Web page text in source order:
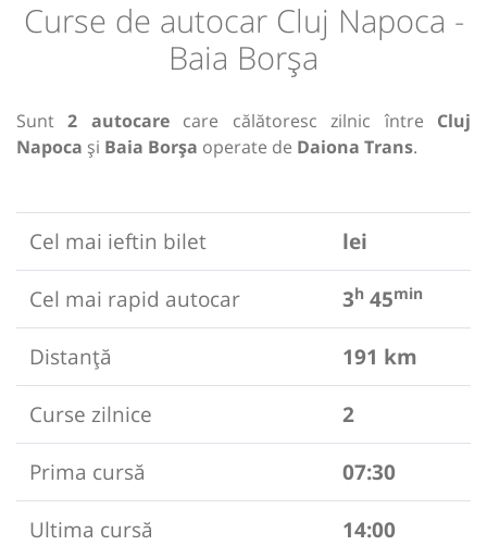
Curse de autocar Cluj Napoca -
Baia Borşa
Sunt2 autocarecare călătoresc zilnic între Cluj
Napoca și Baia Borşa operate de Daiona Trans.
Cel mai ieftin bilet
lei
Cel mai rapid autocar
3h 45min
Distanță
191 km
Curse zilnice
2
Prima cursă
07:30
Ultima cursă
14:00